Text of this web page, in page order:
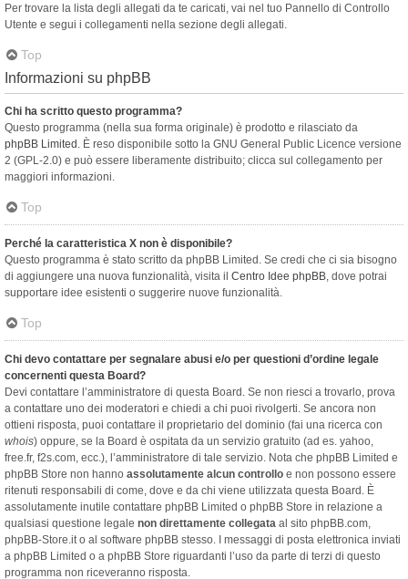
Per trovare la lista degli allegati da te caricati, vai nel tuo Pannello di Controllo
Utente e segui i collegamenti nella sezione degli allegati.
Top
Informazioni su phpBB
Chi ha scritto questo programma?
Questo programma (nella sua forma originale) è prodotto e rilasciato da
phpBB Limited . È reso disponibile sotto la GNU General Public Licence versione
2 (GPL-2.0) e può essere liberamente distribuito; clicca sul collegamento per
maggiori informazioni.
Top
Perché la caratteristica X non è disponibile?
Questo programma è stato scritto da phpBB Limited. Se credi che ci sia bisogno
di aggiungere una nuova funzionalità, visita il Centro Idee phpBB, dove potrai
supportare idee esistenti o suggerire nuove funzionalità.
Top
Chi devo contattare per segnalare abusi e/o per questioni d’ordine legale
concernenti questa Board?
Devi contattare l’amministratore di questa Board. Se non riesci a trovarlo, prova
a contattare uno dei moderatori e chiedi a chi puoi rivolgerti. Se ancora non
ottieni risposta, puoi contattare il proprietario del dominio (fai una ricerca con
whois) oppure, se la Board è ospitata da un servizio gratuito (ad es. yahoo,
free.fr, f2s.com, ecc.), l’amministratore di tale servizio. Nota che phpBB Limited e
phpBB Store non hanno assolutamente alcun controllo e non possono essere
ritenuti responsabili di come, dove e da chi viene utilizzata questa Board. È
assolutamente inutile contattare phpBB Limited o phpBB Store in relazione a
qualsiasi questione legale non direttamente collegata al sito phpBB.com,
phpBB-Store.it o al software phpBB stesso. I messaggi di posta elettronica inviati
a phpBB Limited o a phpBB Store riguardanti l’uso da parte di terzi di questo
programma non riceveranno risposta.